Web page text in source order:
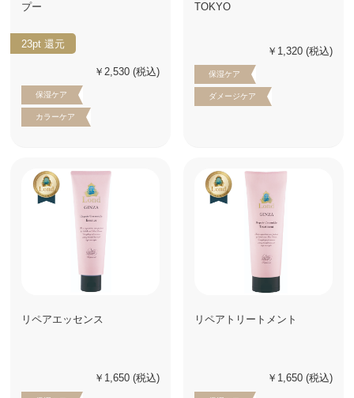
プー
23pt 還元
￥2,530 (税込)
保湿ケア
カラーケア
TOKYO
￥1,320 (税込)
保湿ケア
ダメージケア
リペアエッセンス
￥1,650 (税込)
リペアトリートメント
￥1,650 (税込)